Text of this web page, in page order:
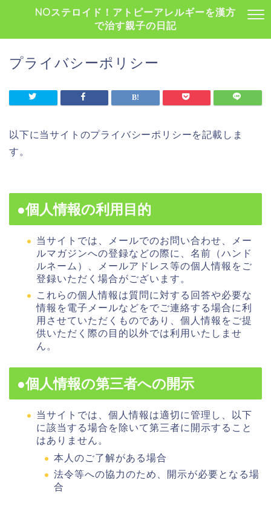
NOステロイド！アトピーアレルギーを漢方
で治す親子の日記
プライバシーポリシー
以下に当サイトのプライバシーポリシーを記載しま
す。
●個人情報の利用目的
当サイトでは、メールでのお問い合わせ、メー
ルマガジンへの登録などの際に、名前（ハンド
ルネーム）、メールアドレス等の個人情報をご
登録いただく場合がございます。
これらの個人情報は質問に対する回答や必要な
情報を電子メールなどをでご連絡する場合に利
用させていただくものであり、個人情報をご提
供いただく際の目的以外では利用いたしませ
ん。
●個人情報の第三者への開示
当サイトでは、個人情報は適切に管理し、以下
に該当する場合を除いて第三者に開示すること
はありません。
本人のご了解がある場合
法令等への協力のため、開示が必要となる場
合